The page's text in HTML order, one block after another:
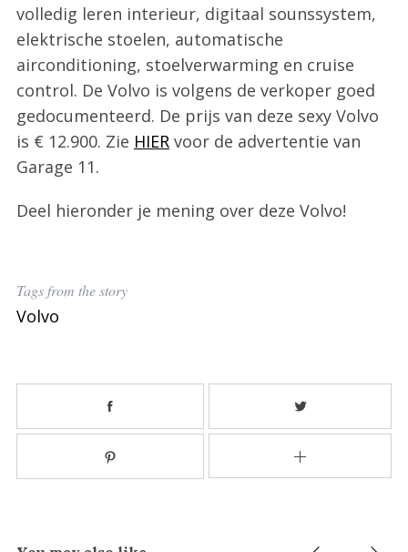
volledig leren interieur, digitaal sounssystem,
elektrische stoelen, automatische
airconditioning, stoelverwarming en cruise
control. De Volvo is volgens de verkoper goed
gedocumenteerd. De prijs van deze sexy Volvo
is € 12.900. Zie HIERvoor de advertentie van
Garage 11.
Deel hieronder je mening over deze Volvo!
Tags from the story
Volvo